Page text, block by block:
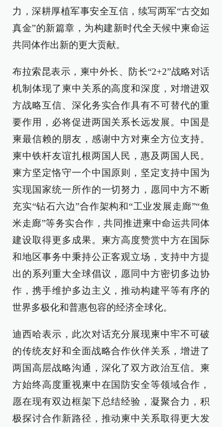
力，深耕厚植军事安全互信，续写两军“古交如
真金”的新篇章，为构建新时代全天候中柬命运
共同体作出新的更大贡献。
布拉索昆表示，柬中外长、防长“2+2”战略对话
机制体现了柬中关系的高度和深度，对增进双
方战略互信、深化务实合作具有不可替代的重
要作用，必将促进两国关系长远发展。中国是
柬最信赖的朋友，感谢中方对柬全方位支持。
柬中铁杆友谊扎根两国人民，惠及两国人民。
柬方坚定恪守一个中国原则，坚定支持中国为
实现国家统一所作的一切努力，愿同中方不断
充实“钻石六边”合作架构和“工业发展走廊”“鱼
米走廊”等务实合作，共同推进柬中命运共同体
建设取得更多成果。柬方高度赞赏中方在国际
和地区事务中秉持公正客观立场，支持中方提
出的系列重大全球倡议，愿同中方密切多边协
作，携手维护多边主义，推动构建平等有序的
世界多极化和普惠包容的经济全球化。
迪西哈表示，此次对话充分展现柬中牢不可破
的传统友好和全面战略合作伙伴关系，增进了
两国高层战略沟通，深化了双方政治互信。柬
方始终高度重视柬中在国防安全等领域合作，
愿在现有双边框架下总结经验，凝聚合力，积
极探讨合作新路径，推动柬中关系取得更大发